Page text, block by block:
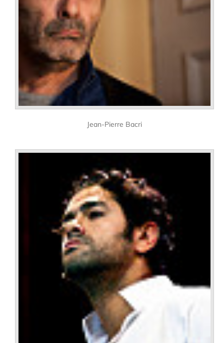
Jean-Pierre Bacri